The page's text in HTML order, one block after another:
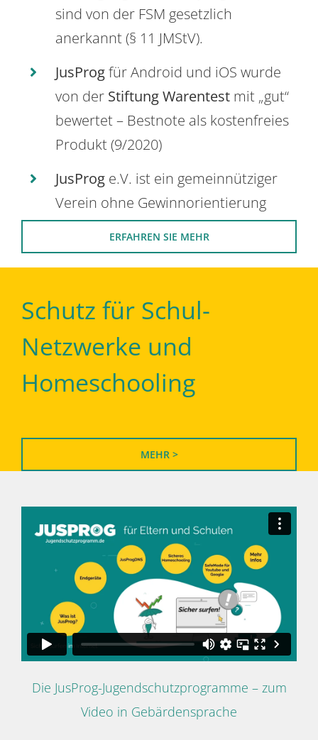
sind von der FSM gesetzlich
anerkannt (§ 11 JMStV).
JusProgfür Android und iOS wurde
von der Stiftung Warentest mit „gut“
bewertet – Bestnote als kostenfreies
Produkt (9/2020)
JusProg e.V. ist ein gemeinnütziger
Verein ohne Gewinnorientierung
ERFAHREN SIE MEHR
Schutz für Schul-
Netzwerke und
Homeschooling
MEHR >
Die JusProg-Jugendschutzprogramme – zum
Video in Gebärdensprache